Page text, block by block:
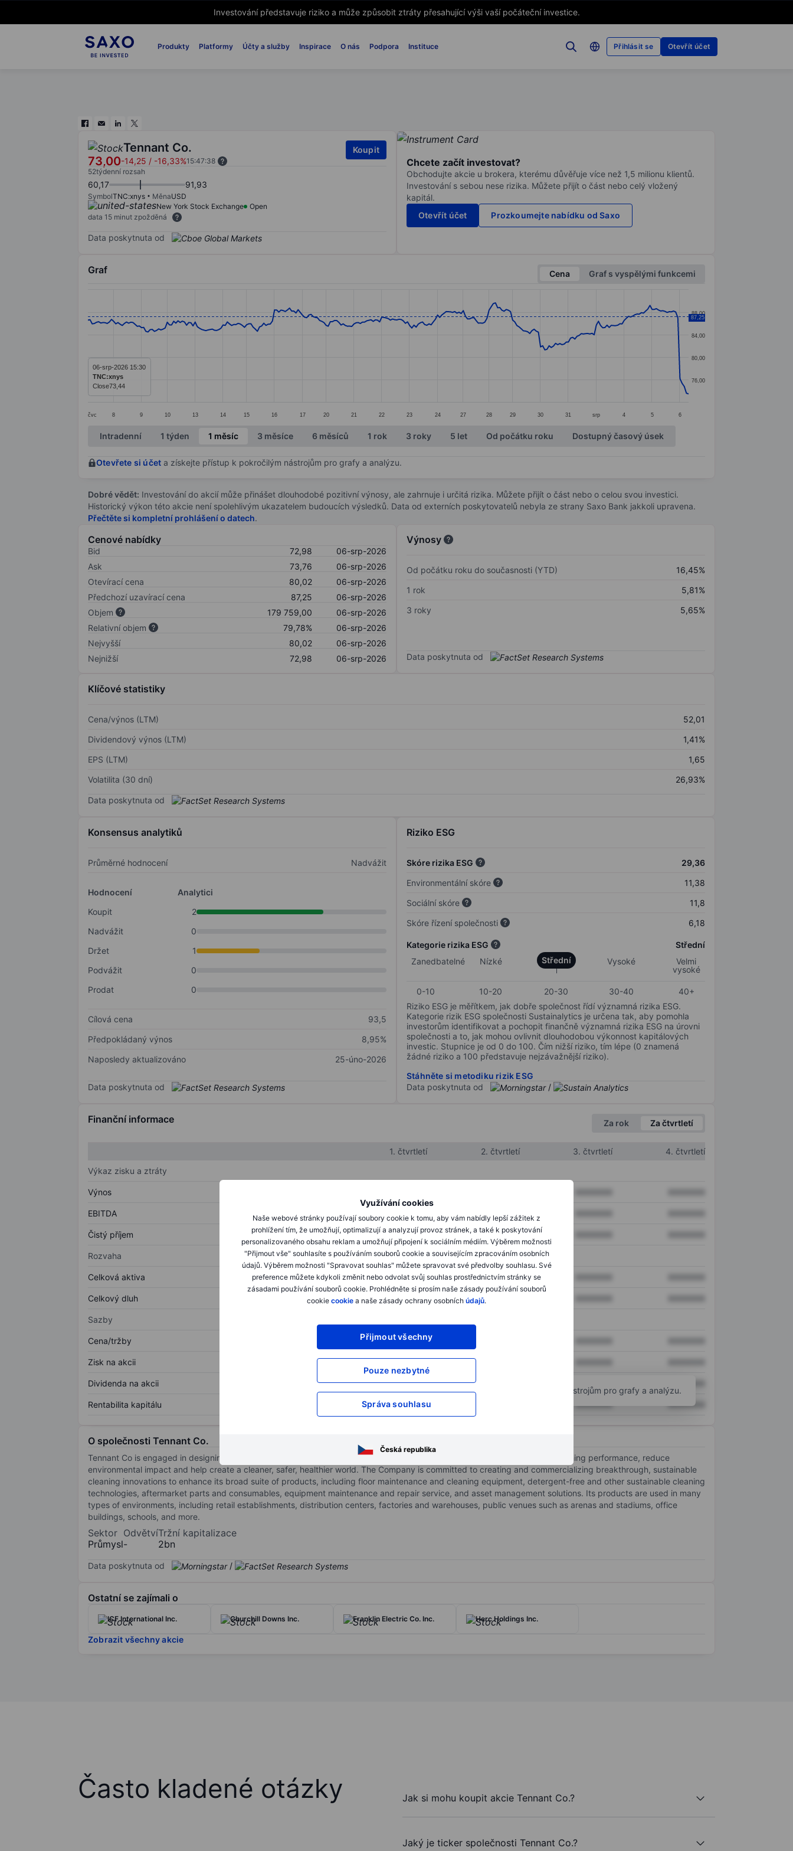
Investování představuje riziko a může způsobit ztráty přesahující výši vaší počáteční investice.
Produkty Platformy Účty a služby Inspirace O nás Podpora Instituce Přihlásit se Otevřít účet
Využívání cookies
Naše webové stránky používají soubory cookie k tomu, aby vám nabídly lepší zážitek z
prohlížení tím, že umožňují, optimalizují a analyzují provoz stránek, a také k poskytování
personalizovaného obsahu reklam a umožňují připojení k sociálním médiím. Výběrem možnosti
"Přijmout vše" souhlasíte s používáním souborů cookie a souvisejícím zpracováním osobních
údajů. Výběrem možnosti "Spravovat souhlas" můžete spravovat své předvolby souhlasu. Své
preference můžete kdykoli změnit nebo odvolat svůj souhlas prostřednictvím stránky se
zásadami používání souborů cookie. Prohlédněte si prosím naše zásady používání souborů
cookie cookie a naše zásady ochrany osobních údajů.
Přijmout všechny
Pouze nezbytné
Správa souhlasu
Česká republika
Tennant Co.
73,00-14,25 / -16,33%15:47:38
Koupit
52týdenní rozsah
60,17 91,93
SymbolTNC:xnys MěnaUSD
New York Stock Exchange
Open
data 15 minut zpožděná
Data poskytnuta od
Chcete začít investovat?
Obchodujte akcie u brokera, kterému důvěřuje více než 1,5 milionu klientů.
Investování s sebou nese rizika. Můžete přijít o část nebo celý vložený
kapitál.
Otevřít účet
Prozkoumejte nabídku od Saxo
Graf Cena
Graf s vyspělými funkcemi
Line chart with 281 data points.
The chart has 1 X axis displaying categories.
čvc 8 9 10 13 14 15 16 17 20 21 22 23 24 27 28 29 30 31 srp 4 5 6
76,00
80,00
84,00
88,00
87,25
06-srp-2026 15:30
TNC:xnys
Close73,44
End of interactive chart.
Intradenní 1 týden 1 měsíc 3 měsíce 6 měsíců 1 rok 3 roky 5 let Od počátku roku Dostupný časový úsek
Otevřete si účet a získejte přístup k pokročilým nástrojům pro grafy a analýzu.
Dobré vědět: Investování do akcií může přinášet dlouhodobé pozitivní výnosy, ale zahrnuje i určitá rizika. Můžete přijít o část nebo o celou svou investici.
Historický výkon této akcie není spolehlivým ukazatelem budoucích výsledků. Data od externích poskytovatelů nebyla ze strany Saxo Bank jakkoli upravena.
Přečtěte si kompletní prohlášení o datech.
Cenové nabídky
Bid 72,98
06-srp-2026
Ask
73,76
06-srp-2026
Otevírací cena
80,02
06-srp-2026
Předchozí uzavírací cena
87,25
06-srp-2026
Objem
179 759,00
06-srp-2026
Relativní objem
79,78%
06-srp-2026
Nejvyšší
80,02
06-srp-2026
Nejnižší
72,98 06-srp-2026
Výnosy
Od počátku roku do současnosti (YTD)
16,45%
1 rok
5,81%
3 roky
5,65%
Data poskytnuta od
Klíčové statistiky
Cena/výnos (LTM)
52,01
Dividendový výnos (LTM)
1,41%
EPS (LTM)
1,65
Volatilita (30 dní)
26,93%
Data poskytnuta od
Konsensus analytiků
Průměrné hodnocení Nadvážit
Hodnocení
Analytici
Koupit
2
Nadvážit
0
Držet
1
Podvážit
0
Prodat
0
Cílová cena
93,5
Předpokládaný výnos
8,95%
Naposledy aktualizováno
25-úno-2026
Data poskytnuta od
Riziko ESG
Skóre rizika ESG
29,36
Environmentální skóre
11,38
Sociální skóre
11,8
Skóre řízení společnosti
6,18
Kategorie rizika ESG
Střední
Zanedbatelné
Nízké Střední Vysoké
Velmi
vysoké
0-10 10-20 20-30 30-40
40+
Riziko ESG je měřítkem, jak dobře společnost řídí významná rizika ESG.
Kategorie rizik ESG společnosti Sustainalytics je určena tak, aby pomohla
investorům identifikovat a pochopit finančně významná rizika ESG na úrovni
společnosti a to, jak mohou ovlivnit dlouhodobou výkonnost kapitálových
investic. Stupnice je od 0 do 100. Čím nižší riziko, tím lépe (0 znamená
žádné riziko a 100 představuje nejzávažnější riziko).
Stáhněte si metodiku rizik ESG
Data poskytnuta od
/
Finanční informace Za rok Za čtvrtletí
1. čtvrtletí 2. čtvrtletí 3. čtvrtletí
4. čtvrtletí
Výkaz zisku a ztráty
Výnos
EBITDA XXXXXXX XXXXXXX
Čistý příjem XXXXXXX XXXXXXX
Rozvaha
Celková aktiva XXXXXXX XXXXXXX
Celkový dluh XXXXXXX XXXXXXX
Sazby
Cena/tržby XXXXXXX
Zisk na akcii XXXXXXX
Dividenda na akcii XXXXXXX
Rentabilita kapitálu XXXXXXX XXXXXXX XXXXXXX
Otevřete si účeta získejte přístup k pokročilým nástrojům pro grafy a analýzu.
O společnosti Tennant Co.
Tennant Co is engaged in designing, manufacturing and marketing solutions that empower customers to achieve quality cleaning performance, reduce
environmental impact and help create a cleaner, safer, healthier world. The Company is committed to creating and commercializing breakthrough, sustainable
cleaning innovations to enhance its broad suite of products, including floor maintenance and cleaning equipment, detergent-free and other sustainable cleaning
technologies, aftermarket parts and consumables, equipment maintenance and repair service, and asset management solutions. Its products are used in many
types of environments, including retail establishments, distribution centers, factories and warehouses, public venues such as arenas and stadiums, office
buildings, schools, and more.
Sektor
Průmysl
Odvětví
-
Tržní kapitalizace
2bn
Data poskytnuta od /
Ostatní se zajímali o
ICF International Inc. Churchill Downs Inc. Franklin Electric Co. Inc. Herc Holdings Inc.
Zobrazit všechny akcie
Často kladené otázky Jak si mohu koupit akcie Tennant Co.?
Jaký je ticker společnosti Tennant Co.?